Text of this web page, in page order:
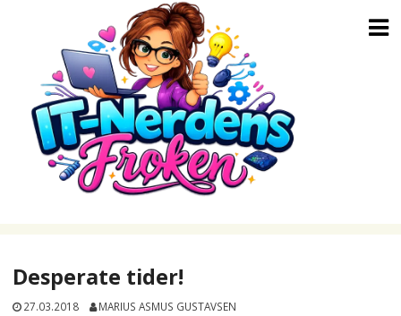
Desperate tider!
27.03.2018 MARIUS ASMUS GUSTAVSEN